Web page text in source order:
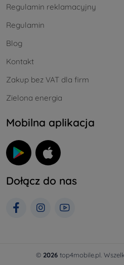
Regulamin reklamacyjny
Regulamin
Blog
Kontakt
Zakup bez VAT dla firm
Zielona energia
Mobilna aplikacja
Dołącz do nas
© 2026 top4mobile.pl.